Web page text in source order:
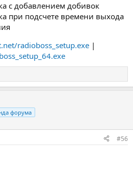
с добавлением добивок
при подсчете времени выхода
radioboss_setup.exe |
форума
#56